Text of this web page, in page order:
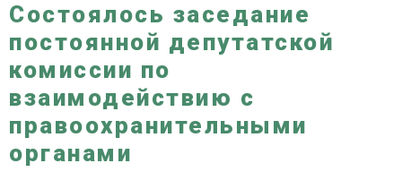
Состоялось заседание
постоянной депутатской
комиссии по
взаимодействию с
правоохранительными
органами